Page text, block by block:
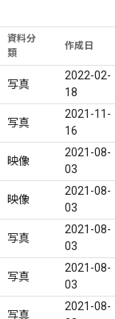
資料分
類
作成日
写真
2022-02-
18
写真
2021-11-
16
映像
2021-08-
03
映像
2021-08-
03
写真
2021-08-
03
写真
2021-08-
03
写真
2021-08-